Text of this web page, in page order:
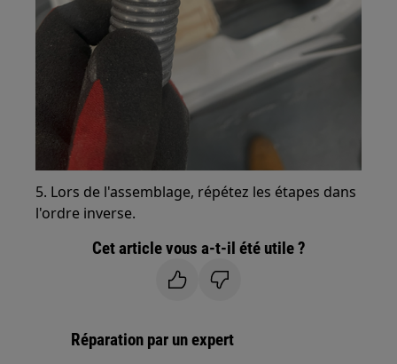
5. Lors de l'assemblage, répétez les étapes dans
l'ordre inverse.
Cet article vous a-t-il été utile ?
Réparation par un expert